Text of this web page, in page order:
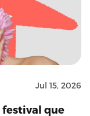
Jul 15, 2026
festival que